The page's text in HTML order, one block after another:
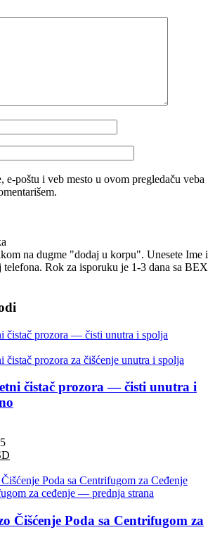
e-poštu i veb mesto u ovom pregledaču veba
na dugme "dodaj u korpu". Unesete Ime i
telefona. Rok za isporuku je 1-3 dana sa BEX
čistač prozora — čisti unutra i
Čišćenje Poda sa Centrifugom za